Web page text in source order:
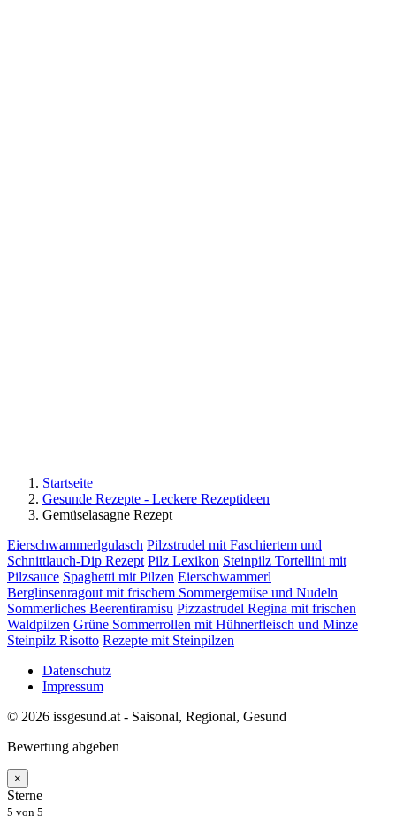
Startseite
Gesunde Rezepte - Leckere Rezeptideen
Gemüselasagne Rezept
Eierschwammerlgulasch Pilzstrudel mit Faschiertem und
Schnittlauch-Dip Rezept Pilz Lexikon Steinpilz Tortellini mit
Pilzsauce Spaghetti mit Pilzen Eierschwammerl
Berglinsenragout mit frischem Sommergemüse und Nudeln
Sommerliches Beerentiramisu Pizzastrudel Regina mit frischen
Waldpilzen Grüne Sommerrollen mit Hühnerfleisch und Minze
Steinpilz Risotto Rezepte mit Steinpilzen
Datenschutz
Impressum
© 2026 issgesund.at - Saisonal, Regional, Gesund
Bewertung abgeben
×
Sterne
5 von 5